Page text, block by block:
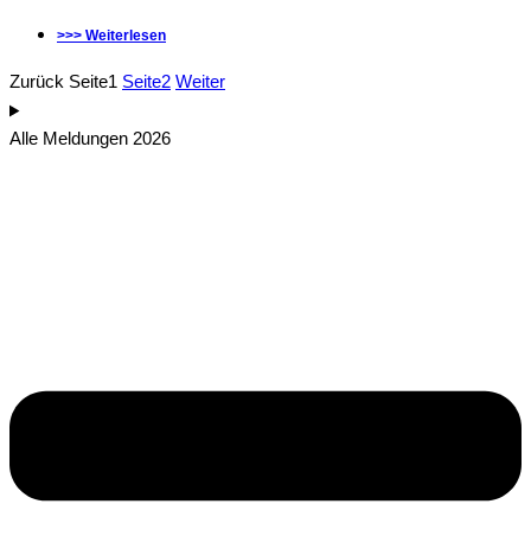
>>> Weiterlesen
Zurück Seite1 Seite2 Weiter
Alle Meldungen 2026